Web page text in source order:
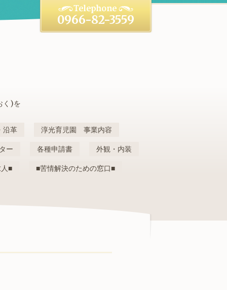
く)を
0966-82-3559
沿革 淳光育児園 事業内容
ー 各種申請書 外観・内装
■ ■苦情解決のための窓口■